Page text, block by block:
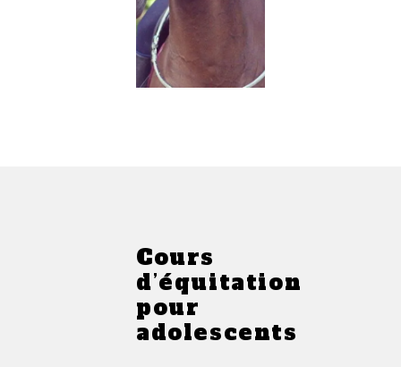
Cours
d’équitation
pour
adolescents